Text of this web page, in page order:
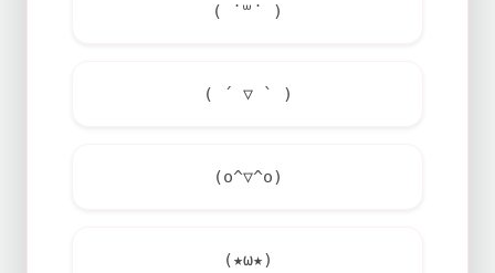
( ˙꒳​˙ )
( ´ ▽ ` )
(o^▽^o)
(★ω★)